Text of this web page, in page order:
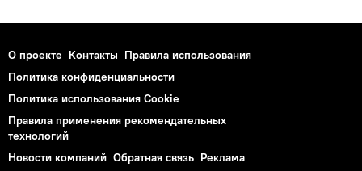
О проекте Контакты Правила использования
Политика конфиденциальности
Политика использования Cookie
Правила применения рекомендательных
технологий
Новости компаний Обратная связь Реклама